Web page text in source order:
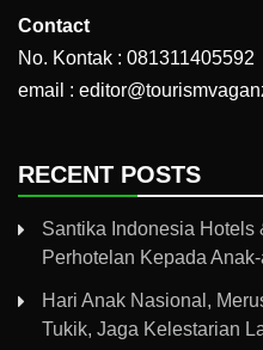
Contact
No. Kontak : 081311405592
email :
RECENT POSTS
Santika Indonesia Hotels
Perhotelan Kepada
Hari Anak Nasional,
Tukik, Jaga Kelestarian